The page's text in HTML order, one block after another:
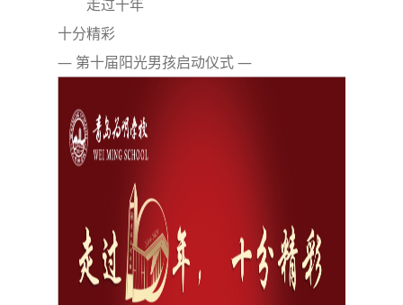
走过十年
十分精彩
— 第十届阳光男孩启动仪式 —